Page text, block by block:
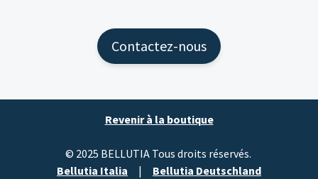
Contactez-nous
Revenir à la boutique
© 2025 BELLUTIA Tous droits réservés.
Bellutia Italia
| Bellutia Deutschland